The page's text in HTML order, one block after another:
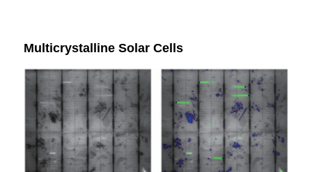
Multicrystalline Solar Cells